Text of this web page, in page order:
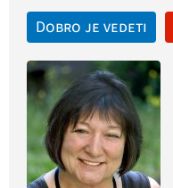
Dobro je vedeti